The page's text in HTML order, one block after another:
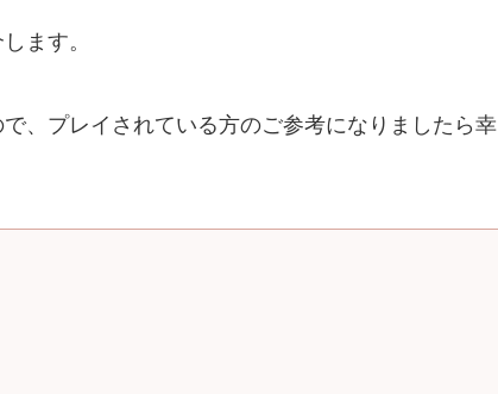
ます。
、プレイされている方のご参考になりましたら幸